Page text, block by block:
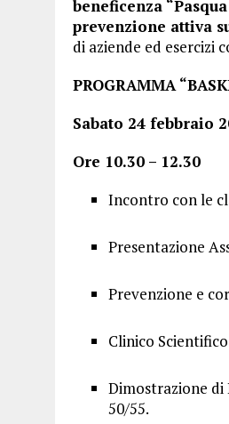
beneficenza
prevenzione attiva
di aziende ed esercizi
PROGRAMMA
Sabato 24 febbraio
Ore 10.30 – 12.30
Incontro con le
Presentazione
Prevenzione e
Clinico
Dimostrazione di
50/55.